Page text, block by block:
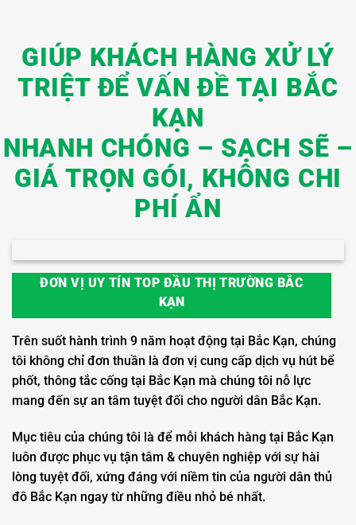
GIÚP KHÁCH HÀNG XỬ LÝ
TRIỆT ĐỂ VẤN ĐỀ TẠI BẮC
KẠN
NHANH CHÓNG – SẠCH SẼ –
GIÁ TRỌN GÓI, KHÔNG CHI
PHÍ ẨN
ĐƠN VỊ UY TÍN TOP ĐẦU THỊ TRƯỜNG BẮC
KẠN
Trên suốt hành trình 9 năm hoạt động tại Bắc Kạn, chúng
tôi không chỉ đơn thuần là đơn vị cung cấp dịch vụ hút bể
phốt, thông tắc cống tại Bắc Kạn mà chúng tôi nỗ lực
mang đến sự an tâm tuyệt đối cho người dân Bắc Kạn.
Mục tiêu của chúng tôi là để mỗi khách hàng tại Bắc Kạn
luôn được phục vụ tận tâm & chuyên nghiệp với sự hài
lòng tuyệt đối, xứng đáng với niềm tin của người dân thủ
đô Bắc Kạn ngay từ những điều nhỏ bé nhất.